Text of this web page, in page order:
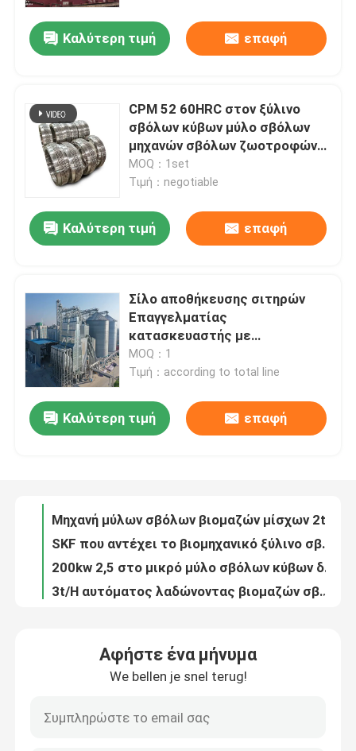
Αρχική Σελίδα
Προϊόντα
Βίντεο
Σχετικά με εμάς
Ποιοτικός έλεγχος
επαφή
Καλύτερη τιμή επαφή
CPM 52 60HRC στον ξύλινο
σβόλων κύβων μύλο σβόλων
μηχανών σβόλων ζωοτροφών
κατασκευαστών ξύλινο
MOQ：1set
Τιμή：negotiable
Καλύτερη τιμή επαφή
Σίλο αποθήκευσης σιτηρών
Επαγγελματίας
κατασκευαστής με
ανελκυστήρα κουβά
MOQ：1
Τιμή：according to total line
Καλύτερη τιμή επαφή
Σβόλος αλφάλφα βιομαζών χλόης που κάνει το μύλο NSK σβόλων φλοιών ρυζιού μηχανών που αντέχει 678
3t/H αυτόματος λαδώνοντας βιομαζών σβόλων μύλων μύλος σβόλων μηχανών εμπορικός ξύλινος
Αφήστε ένα μήνυμα
We bellen je snel terug!